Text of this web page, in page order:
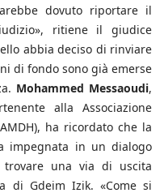
dovuto riportare il
ritiene il giudice
abbia deciso di rinviare
di fondo sono già emerse
Mohammed Messaoudi,
alla Associazione
ha ricordato che la
impegnata in un dialogo
una via di uscita
di Gdeim Izik. «Come si